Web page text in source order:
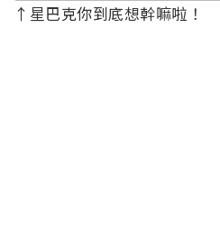
↑星巴克你到底想幹嘛啦！